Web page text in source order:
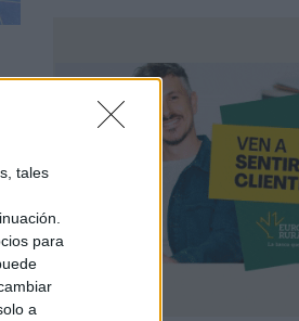
tales
para
a